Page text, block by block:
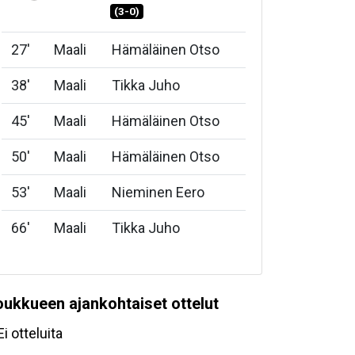
(3-0)
27' Maali Hämäläinen Otso
38' Maali Tikka Juho
45' Maali Hämäläinen Otso
50' Maali Hämäläinen Otso
53' Maali Nieminen Eero
66' Maali Tikka Juho
ajankohtaiset ottelut
otteluita